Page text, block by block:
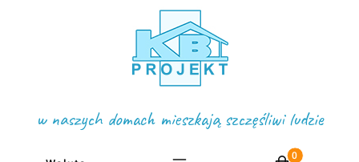
w naszych domach mieszkają szczęśliwi ludzie